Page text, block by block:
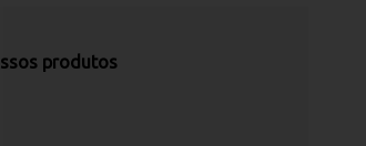
produtos